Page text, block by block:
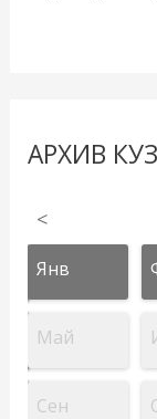
АРХИВ
<
Янв
Май
Сен